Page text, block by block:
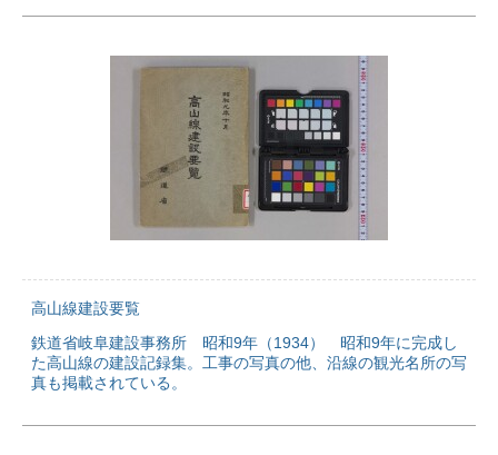
高山線建設要覧
鉄道省岐阜建設事務所 昭和9年（1934） 昭和9年に完成し
た高山線の建設記録集。工事の写真の他、沿線の観光名所の写
真も掲載されている。